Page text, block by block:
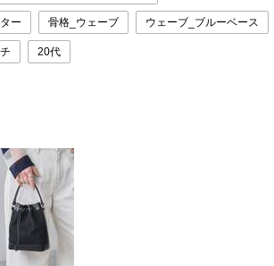
ー 骨格_ウェーブ ウェーブ_ブルーベース
20代